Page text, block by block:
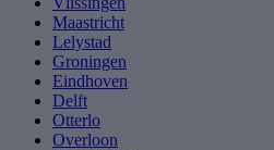
Maastricht
Lelystad
Groningen
Eindhoven
Delft
Otterlo
Overloon